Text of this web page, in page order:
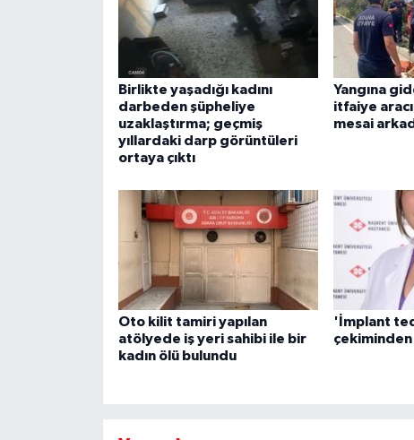
Birlikte yaşadığı kadını
darbeden şüpheliye
uzaklaştırma; geçmiş
yıllardaki darp görüntüleri
ortaya çıktı
Yangına
itfaiye
mesai
Oto kilit tamiri yapılan
atölyede iş yeri sahibi ile bir
kadın ölü bulundu
'İmplant